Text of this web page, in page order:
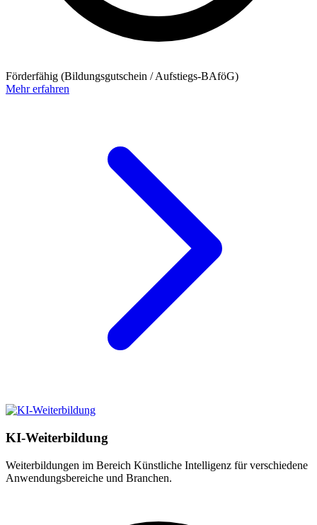
Förderfähig (Bildungsgutschein / Aufstiegs-BAföG)
Mehr erfahren
KI-Weiterbildung
Weiterbildungen im Bereich Künstliche Intelligenz für verschiedene
Anwendungsbereiche und Branchen.